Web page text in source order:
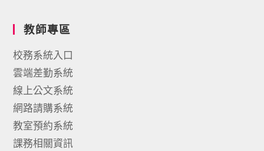
教師專區
校務系統入口
雲端差勤系統
線上公文系統
網路請購系統
教室預約系統
課務相關資訊